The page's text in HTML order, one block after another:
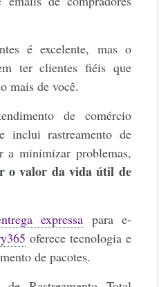
é excelente, mas o
ter clientes fiéis que
mais de você.
de comércio
inclui rastreamento de
a minimizar problemas,
o valor da vida útil de
expressa para e-
oferece tecnologia e
de pacotes.